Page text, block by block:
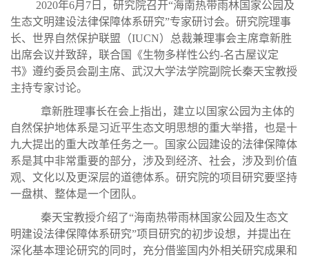
2020年6月7日， 研究院召开“海南热带雨林国家公园及
生态文明建设法律保障体系研究”专家研讨会。研究院理事
长、世界自然保护联盟（IUCN）总裁兼理事会主席章新胜
出席会议并致辞，联合国《生物多样性公约-名古屋议定
书》遵约委员会副主席、武汉大学法学院副院长秦天宝教授
主持专家讨论。
章新胜理事长在会上指出，建立以国家公园为主体的
自然保护地体系是习近平生态文明思想的重大举措，也是十
九大提出的重大改革任务之一。国家公园建设的法律保障体
系是其中非常重要的部分，涉及到经济、社会，涉及到价值
观、文化以及更深层的道德体系。研究院的项目研究要坚持
一盘棋、整体是一个团队。
秦天宝教授介绍了“海南热带雨林国家公 园及生态文
明建设法律保障体系研究”项目研究的初步设想，并提出在
深化基本理论研究的同时，充分借鉴国内外相关研究成果和